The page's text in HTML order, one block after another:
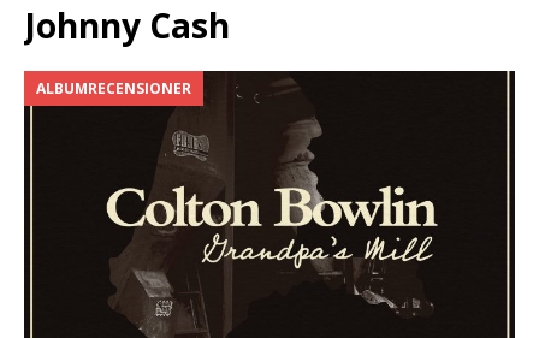
Johnny Cash
ALBUMRECENSIONER